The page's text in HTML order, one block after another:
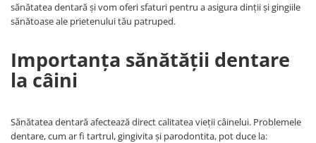
sănătatea dentară și vom oferi sfaturi pentru a asigura dinții și gingiile
sănătoase ale prietenului tău patruped.
Importanța sănătății dentare
la câini
Sănătatea dentară afectează direct calitatea vieții câinelui. Problemele
dentare, cum ar fi tartrul, gingivita și parodontita, pot duce la: